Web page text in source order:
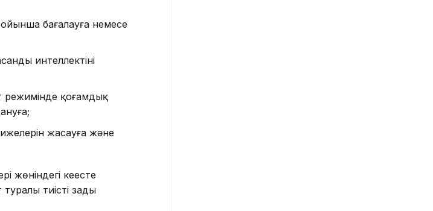
бағалауға немесе
интеллектіні
режимінде қоғамдық
жасауға және
кеңесте
тиісті заңды